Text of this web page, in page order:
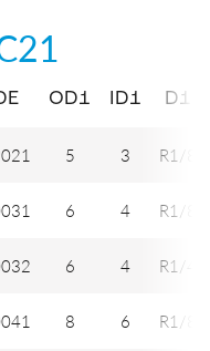
OD1 ID1 D1
5 3 R1/8
6 4 R1/8
6 4 R1/4
8 6 R1/8